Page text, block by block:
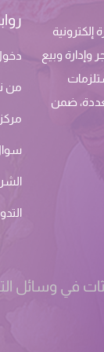
وإدارة وبيع
ضمن
من
في وسائل